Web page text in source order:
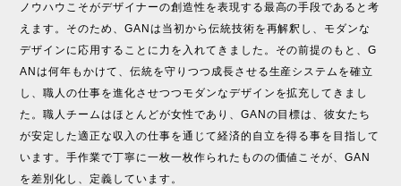
ノウハウこそがデザイナーの創造性を表現する最高の手段であると考
えます。そのため、GANは当初から伝統技術を再解釈し、モダンな
デザインに応用することに力を入れてきました。その前提のもと、G
ANは何年もかけて、伝統を守りつつ成長させる生産システムを確立
し、職人の仕事を進化させつつモダンなデザインを拡充してきまし
た。職人チームはほとんどが女性であり、GANの目標は、彼女たち
が安定した適正な収入の仕事を通じて経済的自立を得る事を目指して
います。手作業で丁寧に一枚一枚作られたものの価値こそが、GAN
を差別化し、定義しています。